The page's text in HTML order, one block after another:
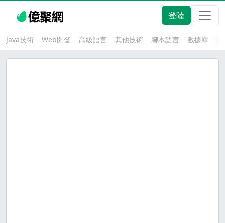
登陸
Java技術 Web開發 高級語言 其他技術 腳本語言 數據庫